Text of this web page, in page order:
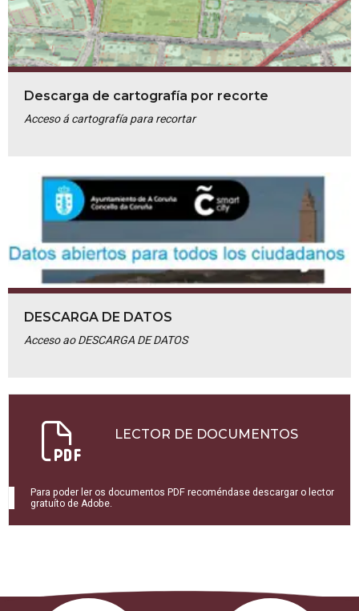
Descarga de cartografía por recorte
Acceso á cartografía para recortar
DESCARGA DE DATOS
Acceso ao DESCARGA DE DATOS
LECTOR DE DOCUMENTOS
Para poder ler os documentos PDF recoméndase descargar o lector
gratuíto de Adobe.